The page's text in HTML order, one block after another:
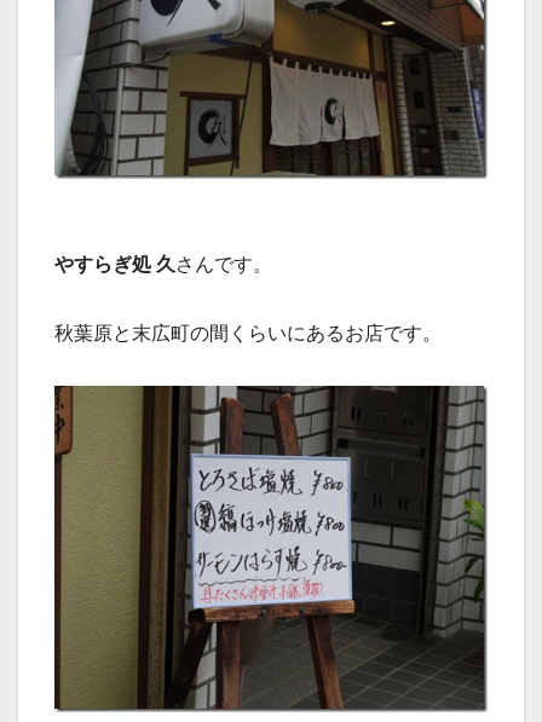
やすらぎ処 久さんです。
秋葉原と末広町の間くらいにあるお店です。